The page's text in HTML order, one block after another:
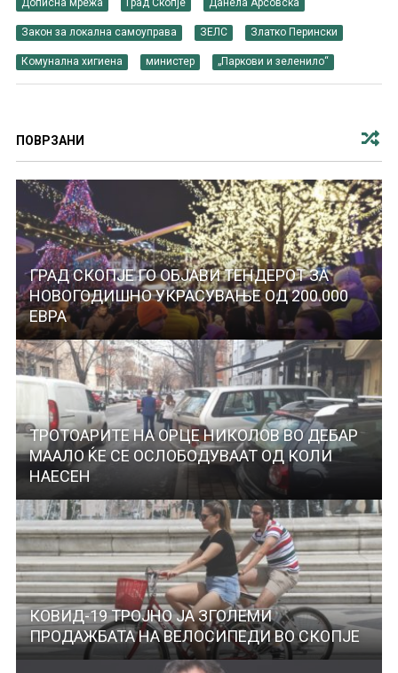
Закон за локална самоуправа ЗЕЛС Златко Перински
Комунална хигиена министер „Паркови и зеленило“
ПОВРЗАНИ
ГРАД СКОПЈЕ ГО ОБЈАВИ ТЕНДЕРОТ ЗА
НОВОГОДИШНО УКРАСУВАЊЕ ОД 200.000
ЕВРА
ТРОТОАРИТЕ НА ОРЦЕ НИКОЛОВ ВО ДЕБАР
МААЛО ЌЕ СЕ ОСЛОБОДУВААТ ОД КОЛИ
НАЕСЕН
КОВИД-19 ТРОЈНО ЈА ЗГОЛЕМИ
ПРОДАЖБАТА НА ВЕЛОСИПЕДИ ВО СКОПЈЕ